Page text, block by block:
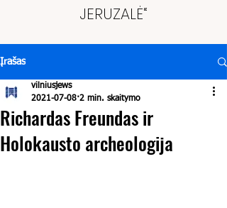
JERUZALĖ“
Įrašas
Richardas Freundas ir
Holokausto archeologija
vilniusjews
2021-07-08 2 min. skaitymo